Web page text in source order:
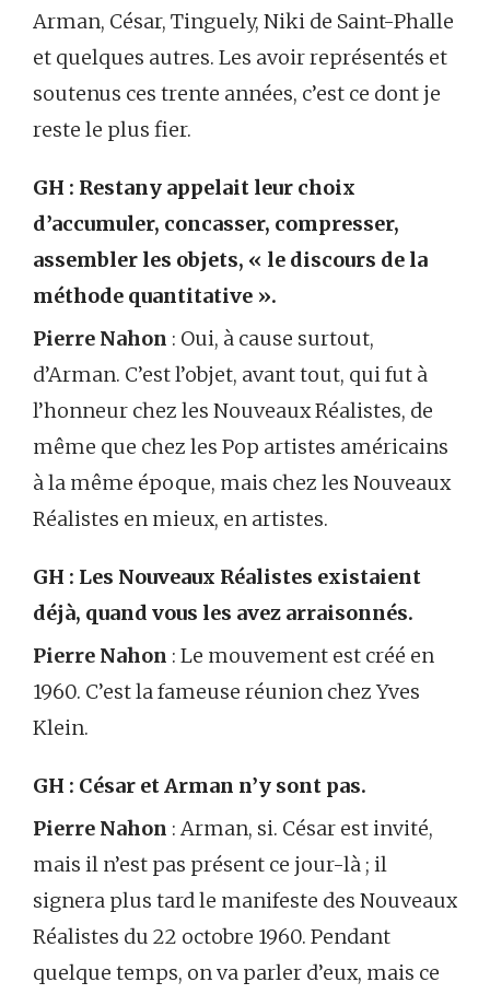
Arman, César, Tinguely, Niki de Saint-Phalle
et quelques autres. Les avoir représentés et
soutenus ces trente années, c’est ce dont je
reste le plus fier.
GH : Restany appelait leur choix
d’accumuler, concasser, compresser,
assembler les objets, « le discours de la
méthode quantitative ».
Pierre Nahon : Oui, à cause surtout,
d’Arman. C’est l’objet, avant tout, qui fut à
l’honneur chez les Nouveaux Réalistes, de
même que chez les Pop artistes américains
à la même époque, mais chez les Nouveaux
Réalistes en mieux, en artistes.
GH : Les Nouveaux Réalistes existaient
déjà, quand vous les avez arraisonnés.
Pierre Nahon : Le mouvement est créé en
1960. C’est la fameuse réunion chez Yves
Klein.
GH : César et Arman n’y sont pas.
Pierre Nahon : Arman, si. César est invité,
mais il n’est pas présent ce jour-là ; il
signera plus tard le manifeste des Nouveaux
Réalistes du 22 octobre 1960. Pendant
quelque temps, on va parler d’eux, mais ce